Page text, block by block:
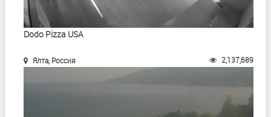
Dodo Pizza USA
Ялта, Россия 2,137,689